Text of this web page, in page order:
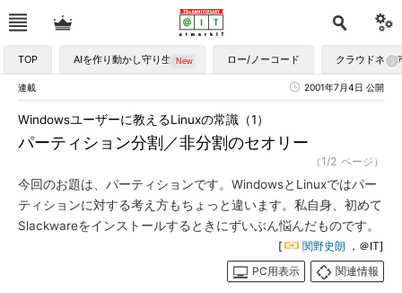
TOP AIを作り動かし守り生かす ロー/ノーコード クラウドネイ
連載 2001年7月4日 公開
パーティション分割／非分割のセオリー
Windowsユーザーに教えるLinuxの常識（1）
（1/2 ページ）
今回のお題は、パーティションです。WindowsとLinuxではパー
ティションに対する考え方もちょっと違います。私自身、初めて
Slackwareをインストールするときにずいぶん悩んだものです。
[ 関野史朗 ，＠IT]
PC用表示
関連情報